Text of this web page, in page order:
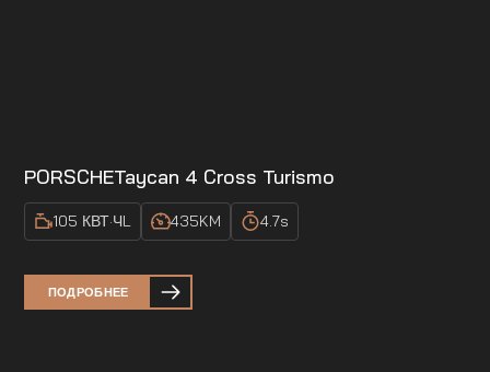
PORSCHETaycan 4 Cross Turismo
105 КВТ·ЧL 435KM 4.7s
ПОДРОБНЕЕ